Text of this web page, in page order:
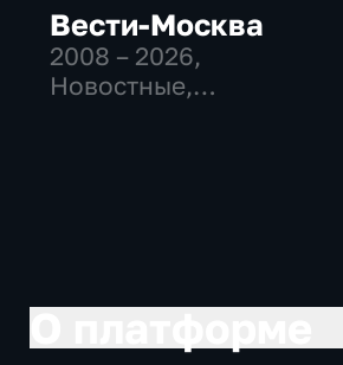
Вести-Москва
2008 – 2026,
Новостные,